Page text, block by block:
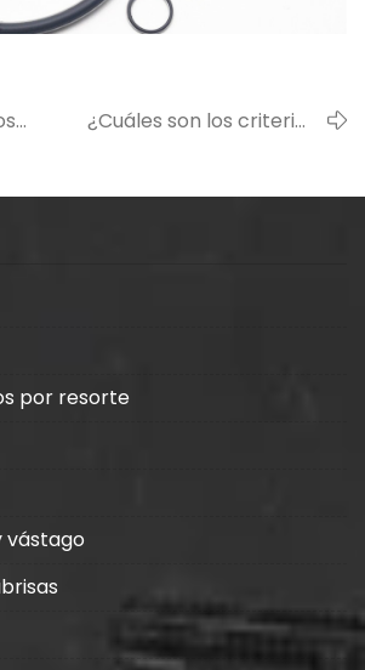
¿Cuáles son los criterios
por resorte
vástago